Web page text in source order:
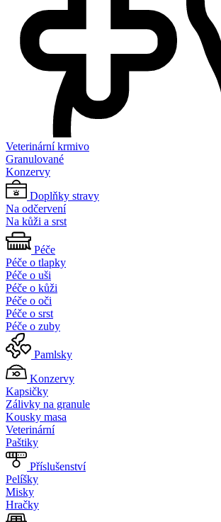
Veterinární krmivo
Granulované
Konzervy
Doplňky stravy
Na odčervení
Na kůži a srst
Péče
Péče o tlapky
Péče o uši
Péče o kůži
Péče o oči
Péče o srst
Péče o zuby
Pamlsky
Konzervy
Kapsičky
Zálivky na granule
Kousky masa
Veterinární
Paštiky
Příslušenství
Pelíšky
Misky
Hračky